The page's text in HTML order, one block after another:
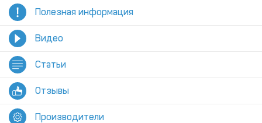
Полезная информация
Видео
Статьи
Отзывы
Производители